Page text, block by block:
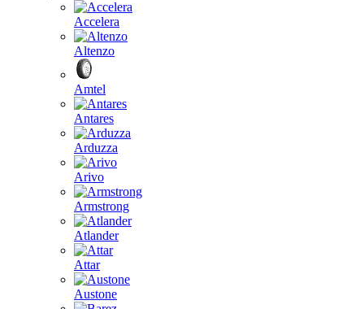
Accelera
Altenzo
Amtel
Antares
Arduzza
Arivo
Armstrong
Atlander
Attar
Austone